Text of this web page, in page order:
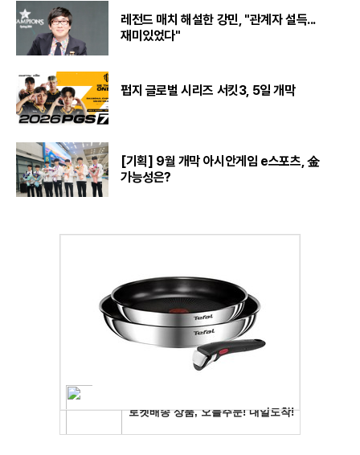
레전드 매치 해설한 강민, "관계자 설득...
재미있었다"
펍지 글로벌 시리즈 서킷3, 5일 개막
[기획] 9월 개막 아시안게임 e스포츠, 金
가능성은?